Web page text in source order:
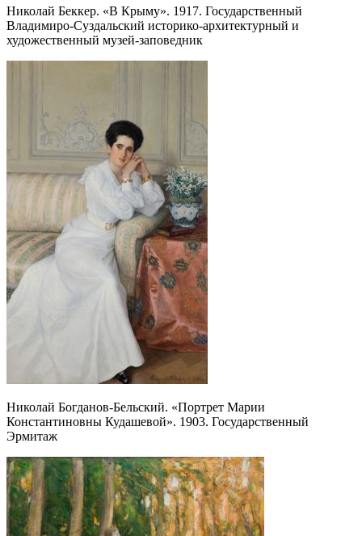
Николай Беккер. «В Крыму». 1917. Государственный
Владимиро-Суздальский историко-архитектурный и
художественный музей-заповедник
Николай Богданов-Бельский. «Портрет Марии
Константиновны Кудашевой». 1903. Государственный
Эрмитаж